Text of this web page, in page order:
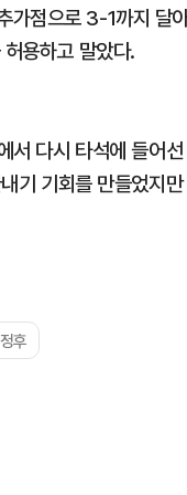
가점으로 3-1까지 달
용하고 말았다.
다시 타석에 들어
기 기회를 만들었지
후